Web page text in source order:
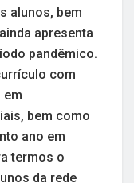
alunos, bem
apresenta
pandêmico.
com
em
bem como
ano em
termos o
da rede